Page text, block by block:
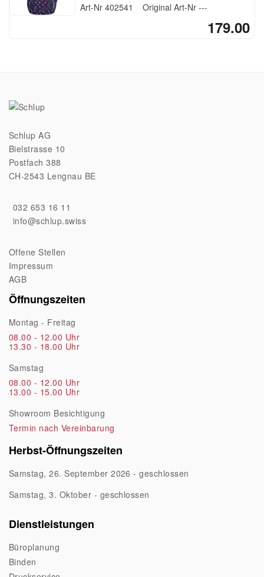
Art-Nr 402541 Original Art-Nr ---
179.00
Schlup AG
Bielstrasse 10
Postfach 388
CH-2543 Lengnau BE
032 653 16 11
info@schlup.swiss
Offene Stellen
Impressum
AGB
Öffnungszeiten
Montag - Freitag
08.00 - 12.00 Uhr
13.30 - 18.00 Uhr
Samstag
08.00 - 12.00 Uhr
13.00 - 15.00 Uhr
Showroom Besichtigung
Termin nach Vereinbarung
Herbst-Öffnungszeiten
Samstag, 26. September 2026 - geschlossen
Samstag, 3. Oktober - geschlossen
Dienstleistungen
Büroplanung
Binden